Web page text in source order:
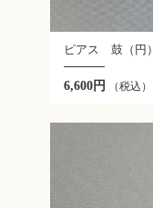
ピアス 鼓（円）
6,600円 （税込）